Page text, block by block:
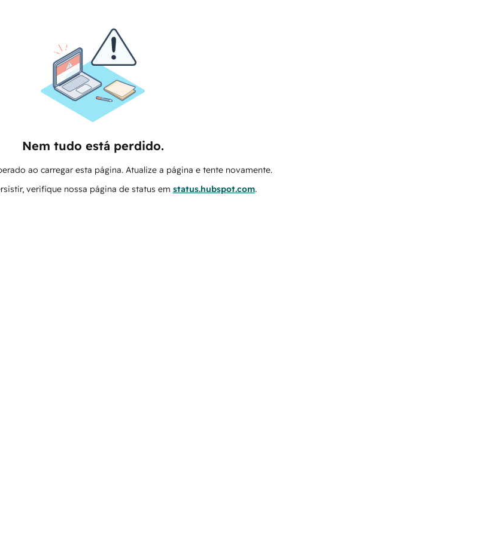
Nem tudo está perdido.
ao carregar esta página. Atualize a página e tente novamente.
verifique nossa página de status em status.hubspot.com.